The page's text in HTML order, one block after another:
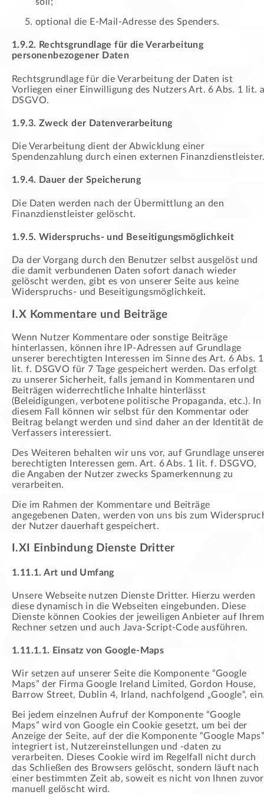
optional die E-Mail-Adresse des Spenders.
1.9.2. Rechtsgrundlage für die Verarbeitung
personenbezogener Daten
Rechtsgrundlage für die Verarbeitung der Daten ist
Vorliegen einer Einwilligung des Nutzers Art. 6 Abs. 1 lit.
DSGVO.
1.9.3. Zweck der Datenverarbeitung
Die Verarbeitung dient der Abwicklung einer
Spendenzahlung durch einen externen
1.9.4. Dauer der Speicherung
Die Daten werden nach der Übermittlung an den
Finanzdienstleister gelöscht.
1.9.5. Widerspruchs- und Beseitigungsmöglichkeit
Da der Vorgang durch den Benutzer selbst ausgelöst und
die damit verbundenen Daten sofort danach wieder
gelöscht werden, gibt es von unserer Seite aus keine
Widerspruchs- und Beseitigungsmöglichkeit.
I.X Kommentare und Beiträge
Wenn Nutzer Kommentare oder sonstige Beiträge
hinterlassen, können ihre IP-Adressen auf Grundlage
unserer berechtigten Interessen im Sinne des Art. 6 Abs. 1
lit. f. DSGVO für 7 Tage gespeichert werden. Das erfolgt
zu unserer Sicherheit, falls jemand in Kommentaren und
Beiträgen widerrechtliche Inhalte hinterlässt
(Beleidigungen, verbotene politische Propaganda, etc.). In
diesem Fall können wir selbst für den Kommentar oder
Beitrag belangt werden und sind daher an der Identität
Verfassers interessiert.
Des Weiteren behalten wir uns vor, auf Grundlage
berechtigten Interessen gem. Art. 6 Abs. 1 lit. f. DSGVO,
die Angaben der Nutzer zwecks Spamerkennung zu
verarbeiten.
Die im Rahmen der Kommentare und Beiträge
angegebenen Daten, werden von uns bis zum
der Nutzer dauerhaft gespeichert.
I.XI Einbindung Dienste Dritter
1.11.1. Art und Umfang
Unsere Webseite nutzen Dienste Dritter. Hierzu werden
diese dynamisch in die Webseiten eingebunden. Diese
Dienste können Cookies der jeweiligen Anbieter auf Ihrem
Rechner setzen und auch Java-Script-Code ausführen.
1.11.1.1. Einsatz von Google-Maps
Wir setzen auf unserer Seite die Komponente “Google
Maps” der Firma Google Ireland Limited, Gordon House,
Barrow Street, Dublin 4, Irland, nachfolgend „Google“,
Bei jedem einzelnen Aufruf der Komponente “Google
Maps” wird von Google ein Cookie gesetzt, um bei der
Anzeige der Seite, auf der die Komponente “Google Maps”
integriert ist, Nutzereinstellungen und -daten zu
verarbeiten. Dieses Cookie wird im Regelfall nicht durch
das Schließen des Browsers gelöscht, sondern läuft nach
einer bestimmten Zeit ab, soweit es nicht von Ihnen zuvor
manuell gelöscht wird.